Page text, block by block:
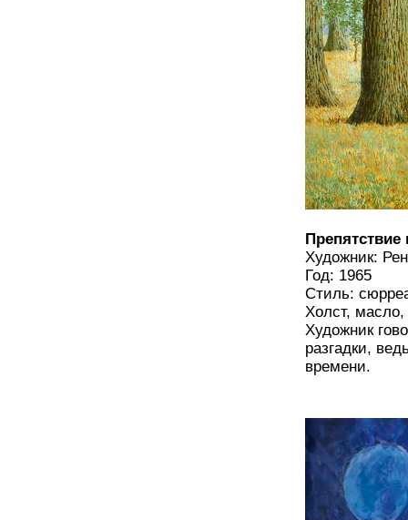
Художник:
Год: 1965
Стиль:
Холст, масло,
Художник
разгадки,
времени.